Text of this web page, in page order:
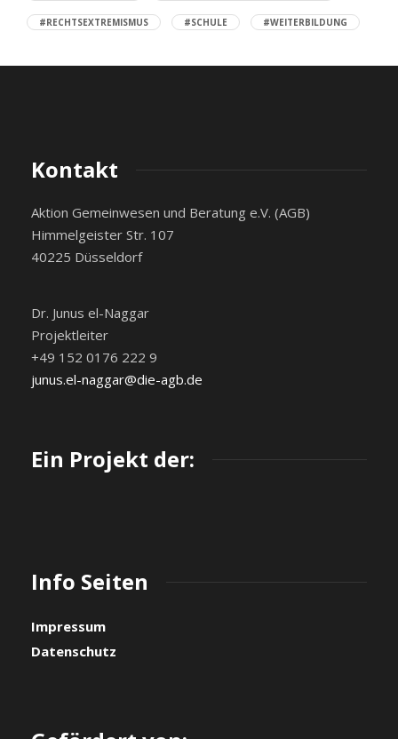
#RECHTSEXTREMISMUS #SCHULE #WEITERBILDUNG
Kontakt
Aktion Gemeinwesen und Beratung e.V. (AGB)
Himmelgeister Str. 107
40225 Düsseldorf
Dr. Junus el-Naggar
Projektleiter
+49 152 0176 222 9
junus.el-naggar@die-agb.de
Ein Projekt der:
Info Seiten
Impressum
Datenschutz